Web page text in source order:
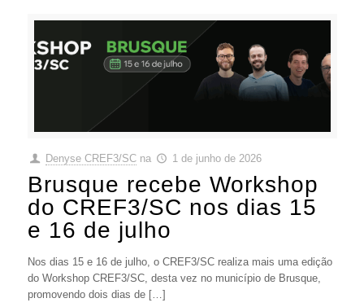
Denyse CREF3/SC na 1 de junho de 2026
Brusque recebe Workshop
do CREF3/SC nos dias 15
e 16 de julho
Nos dias 15 e 16 de julho, o CREF3/SC realiza mais uma edição
do Workshop CREF3/SC, desta vez no município de Brusque,
promovendo dois dias de […]